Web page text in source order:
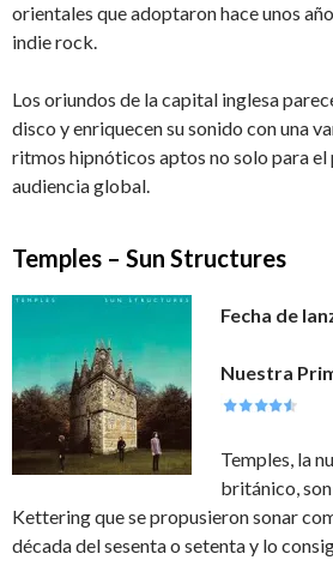
orientales que adoptaron hace unos
indie rock.
Los oriundos de la capital inglesa
disco y enriquecen su sonido con una
ritmos hipnóticos aptos no solo para
audiencia global.
Temples – Sun Structures
Fecha de
Nuestra
Temples, la
británico,
Kettering que se propusieron sonar
década del sesenta o setenta y lo